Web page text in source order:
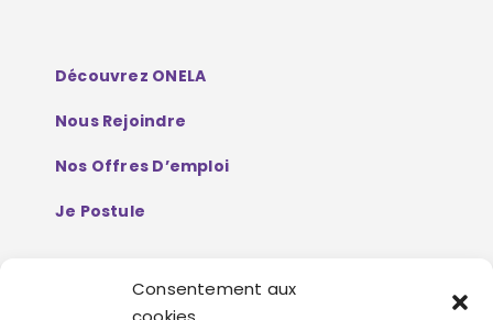
Consentement aux
Découvrez ONELA
Nous Rejoindre
Nos Offres D’emploi
Je Postule
Mentions Légales